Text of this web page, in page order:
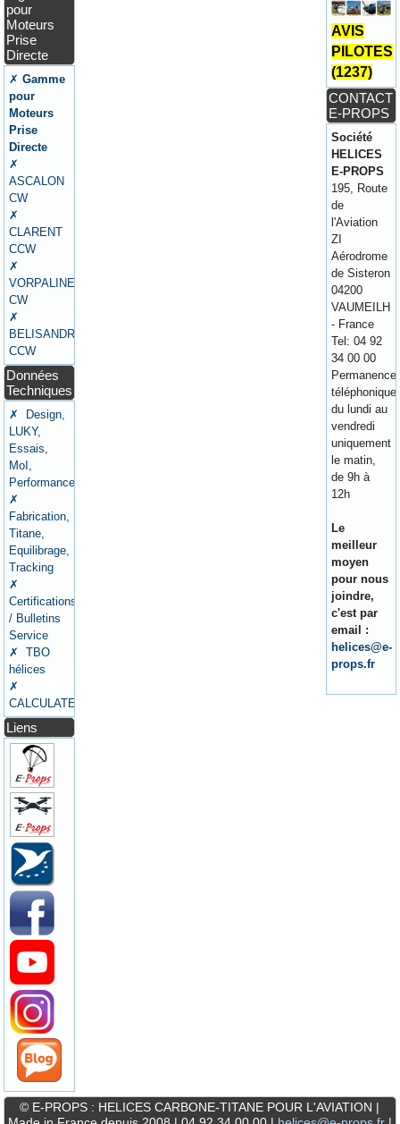
pour
Moteurs
Prise
Directe
✗Gamme
pour
Moteurs
Prise
Directe
✗
ASCALON
CW
✗
CLARENT
CCW
✗
VORPALINE
CW
✗
BELISANDRE
CCW
Données
Techniques
✗ Design,
LUKY,
Essais,
MoI,
Performances
✗
Fabrication,
Titane,
Equilibrage,
Tracking
✗
Certifications
/ Bulletins
Service
✗ TBO
hélices
✗
CALCULATEURS
Liens
AVIS
PILOTES
(1237)
CONTACT
E-PROPS
Société
HELICES
E-PROPS
195, Route
de
l'Aviation
ZI
Aérodrome
de Sisteron
04200
VAUMEILH
- France
Tel: 04 92
34 00 00
Permanence
téléphonique
du lundi au
vendredi
uniquement
le matin,
de 9h à
12h
Le
meilleur
moyen
pour nous
joindre,
c'est par
email :
helices@e-
props.fr
© E-PROPS : HELICES CARBONE-TITANE POUR L'AVIATION |